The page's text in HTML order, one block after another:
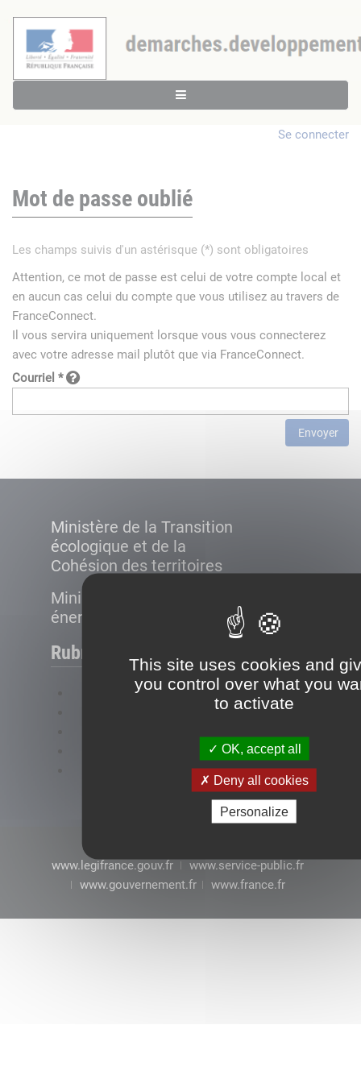
This site uses cookies and
you control over what you
to activate
OK, accept all
Deny all cookies
Personalize
Se connecter
Mot de passe oublié
Les champs suivis d'un astérisque (*) sont obligatoires
Attention, ce mot de passe est celui de votre compte local et
en aucun cas celui du compte que vous utilisez au travers de
FranceConnect.
Il vous servira uniquement lorsque vous vous connecterez
avec votre adresse mail plutôt que via FranceConnect.
Courriel *
Envoyer
Ministère de la Transition
écologique et de la
Cohésion des territoires
Ministère de la Transition
énergétique
Rubriques
www.legifrance.gouv.fr
www.service-public.fr
www.gouvernement.fr
www.france.fr